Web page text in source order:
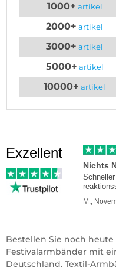
1000+ artikel
2000+ artikel
3000+ artikel
5000+ artikel
10000+ artikel
Exzellent
Nichts
M.,
Bestellen Sie noch
Festivalarmbänder mit
Deutschland. Textil-